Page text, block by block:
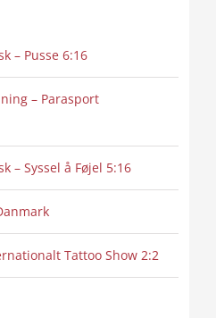
– Pusse 6:16
– Parasport
– Syssel å Føjel 5:16
Tattoo Show 2:2